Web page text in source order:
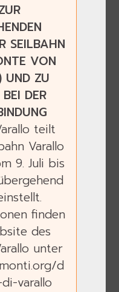
SEILBAHN
VON
UND ZU
DER
teilt
Varallo
9. Juli bis
finden
des
unter
d
varallo